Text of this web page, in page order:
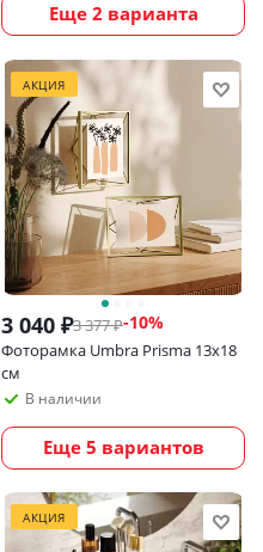
Еще 2 варианта
АКЦИЯ
3 040 ₽3 377₽-10%
Фоторамка Umbra Prisma 13х18
см
В наличии
Еще 5 вариантов
АКЦИЯ